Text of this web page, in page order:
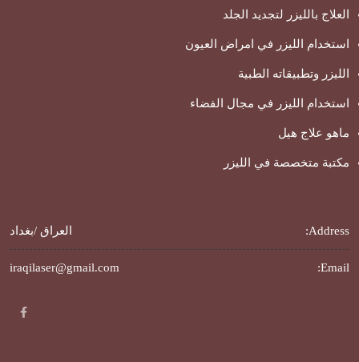
العلاج بالليزر لتجديد الجلد
استخدام الليزر في امراض العيون
الليزر وتطبيقاته الطبية
استخدام الليزر في مجال الفضاء
ماهو علاج هيل
مكتبة متخصصة في الليزر
Address: العراق /بغداد
Email:
iraqilaser@gmail.com